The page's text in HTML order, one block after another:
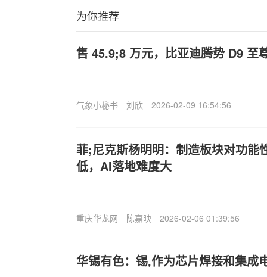
为你推荐
售 45.9;8 万元，比亚迪腾势 D9 至
气象小秘书 刘欣 2026-02-09 16:54:56
菲;尼克斯杨明明：制造板块对功能
低，AI落地难度大
重庆华龙网 陈嘉映 2026-02-06 01:39:56
华锡有色：锡,作为芯片焊接和集成